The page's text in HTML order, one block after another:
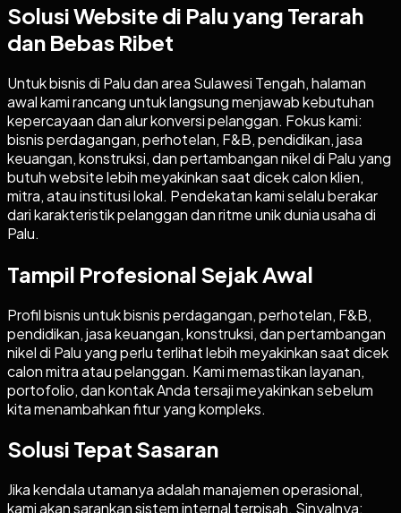
Solusi Website di Palu yang Terarah
dan Bebas Ribet
Untuk bisnis di Palu dan area Sulawesi Tengah, halaman
awal kami rancang untuk langsung menjawab kebutuhan
kepercayaan dan alur konversi pelanggan. Fokus kami:
bisnis perdagangan, perhotelan, F&B, pendidikan, jasa
keuangan, konstruksi, dan pertambangan nikel di Palu yang
butuh website lebih meyakinkan saat dicek calon klien,
mitra, atau institusi lokal. Pendekatan kami selalu berakar
dari karakteristik pelanggan dan ritme unik dunia usaha di
Palu.
Tampil Profesional Sejak Awal
Profil bisnis untuk bisnis perdagangan, perhotelan, F&B,
pendidikan, jasa keuangan, konstruksi, dan pertambangan
nikel di Palu yang perlu terlihat lebih meyakinkan saat dicek
calon mitra atau pelanggan. Kami memastikan layanan,
portofolio, dan kontak Anda tersaji meyakinkan sebelum
kita menambahkan fitur yang kompleks.
Solusi Tepat Sasaran
Jika kendala utamanya adalah manajemen operasional,
kami akan sarankan sistem internal terpisah. Sinyalnya: